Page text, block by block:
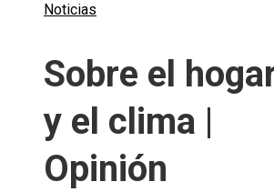
Noticias
Sobre el
y el clima |
Opinión